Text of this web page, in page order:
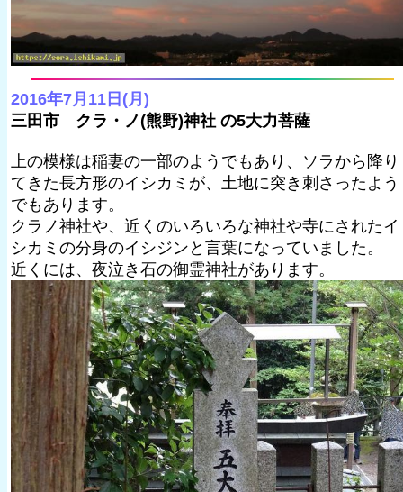
2016年7月11日(月)
三田市 クラ・ノ(熊野)神社 の5大力菩薩
上の模様は稲妻の一部のようでもあり、ソラから降り
てきた長方形のイシカミが、土地に突き刺さったよう
でもあります。
クラノ神社や、近くのいろいろな神社や寺にされたイ
シカミの分身のイシジンと言葉になっていました。
近くには、夜泣き石の御霊神社があります。